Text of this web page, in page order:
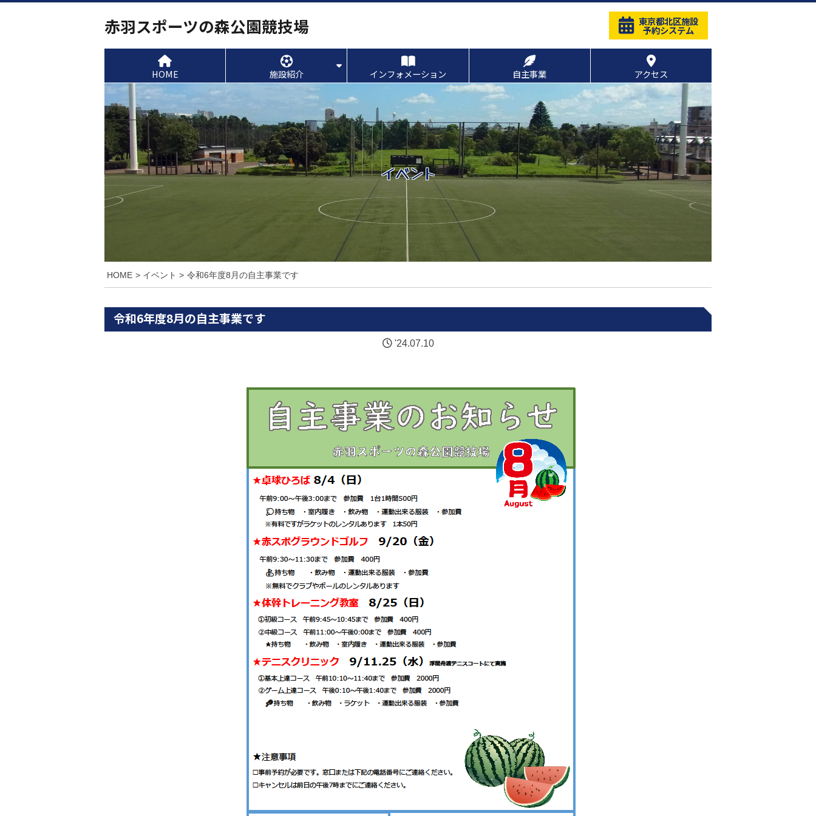
赤羽スポーツの森公園競技場 東京都北区施設
予約システム
HOME 施設紹介 インフォメーション 自主事業 アクセス
イベント
HOME イベント 令和6年度8月の自主事業です
令和6年度8月の自主事業です
'24.07.10